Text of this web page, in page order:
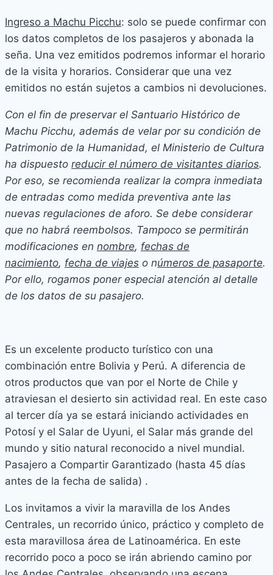
Ingreso a Machu Picchu: solo se puede confirmar con
los datos completos de los pasajeros y abonada la
seña. Una vez emitidos podremos informar el horario
de la visita y horarios. Considerar que una vez
emitidos no están sujetos a cambios ni devoluciones.
Con el fin de preservar el Santuario Histórico de
Machu Picchu, además de velar por su condición de
Patrimonio de la Humanidad, el Ministerio de Cultura
ha dispuesto reducir el número de visitantes diarios.
Por eso, se recomienda realizar la compra inmediata
de entradas como medida preventiva ante las
nuevas regulaciones de aforo. Se debe considerar
que no habrá reembolsos. Tampoco se permitirán
modificaciones en nombre, fechas de
nacimiento, fecha de viajes o números de pasaporte.
Por ello, rogamos poner especial atención al detalle
de los datos de su pasajero.
Es un excelente producto turístico con una
combinación entre Bolivia y Perú. A diferencia de
otros productos que van por el Norte de Chile y
atraviesan el desierto sin actividad real. En este caso
al tercer día ya se estará iniciando actividades en
Potosí y el Salar de Uyuni, el Salar más grande del
mundo y sitio natural reconocido a nivel mundial.
Pasajero a Compartir Garantizado (hasta 45 días
antes de la fecha de salida) .
Los invitamos a vivir la maravilla de los Andes
Centrales, un recorrido único, práctico y completo de
esta maravillosa área de Latinoamérica. En este
recorrido poco a poco se irán abriendo camino por